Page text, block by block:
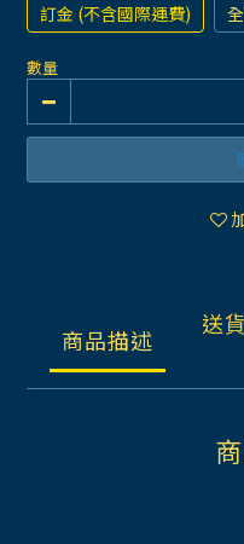
訂金 (不含國際運費)
數量
商品描述
送